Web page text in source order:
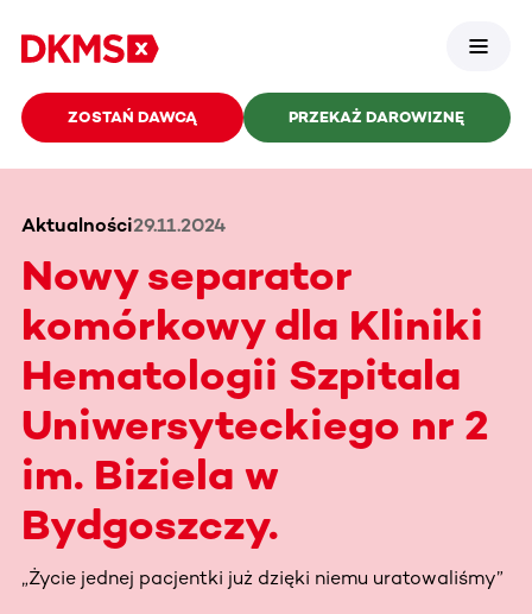
ZOSTAŃ DAWCĄ PRZEKAŻ DAROWIZNĘ
Aktualności29.11.2024
Nowy separator
komórkowy dla Kliniki
Hematologii Szpitala
Uniwersyteckiego nr 2
im. Biziela w
Bydgoszczy.
„Życie jednej pacjentki już dzięki niemu uratowaliśmy”